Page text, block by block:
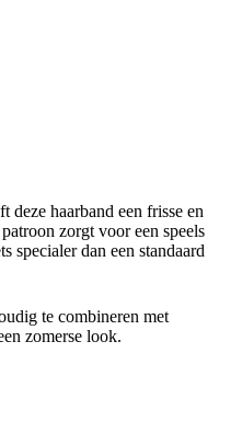
deze haarband een frisse en
zorgt voor een speels
specialer dan een standaard
te combineren met
zomerse look.